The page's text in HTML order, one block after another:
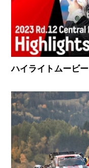
ハイライトムービー